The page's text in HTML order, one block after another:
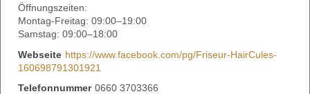
Öffnungszeiten:
Montag-Freitag: 09:00–19:00
Samstag: 09:00–18:00
Webseite https://www.facebook.com/pg/Friseur-HairCules-
160698791301921
Telefonnummer 0660 3703366